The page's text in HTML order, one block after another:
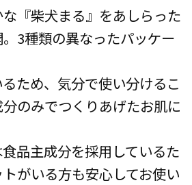
『柴犬まる』をあしらった
3種類の異なったパッケー
ため、気分で使い分けるこ
のみでつくりあげたお肌に
品主成分を採用しているた
がいる方も安心してお使い